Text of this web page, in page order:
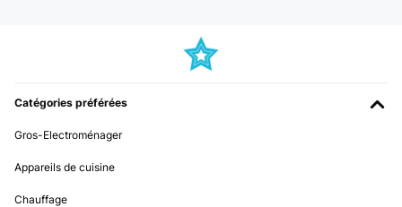
Catégories préférées
Gros-Electroménager
Appareils de cuisine
Chauffage